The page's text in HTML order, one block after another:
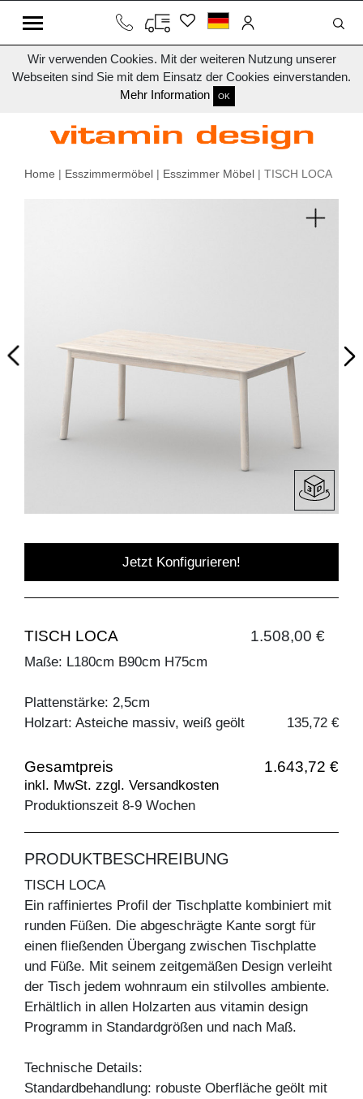
Wir verwenden Cookies. Mit der weiteren Nutzung unserer
Webseiten sind Sie mit dem Einsatz der Cookies einverstanden.
Mehr Information
OK
Home | Esszimmermöbel | Esszimmer Möbel | TISCH LOCA
Jetzt Konfigurieren!
TISCH LOCA 1.508,00 €
Maße: L180cm B90cm H75cm
Plattenstärke: 2,5cm
Holzart: Asteiche massiv, weiß geölt
135,72 €
Gesamtpreis 1.643,72 €
inkl. MwSt. zzgl. Versandkosten
Produktionszeit 8-9 Wochen
PRODUKTBESCHREIBUNG
TISCH LOCA
Ein raffiniertes Profil der Tischplatte kombiniert mit
runden Füßen. Die abgeschrägte Kante sorgt für
einen fließenden Übergang zwischen Tischplatte
und Füße. Mit seinem zeitgemäßen Design verleiht
der Tisch jedem wohnraum ein stilvolles ambiente.
Erhältlich in allen Holzarten aus vitamin design
Programm in Standardgrößen und nach Maß.
Technische Details:
Standardbehandlung: robuste Oberfläche geölt mit